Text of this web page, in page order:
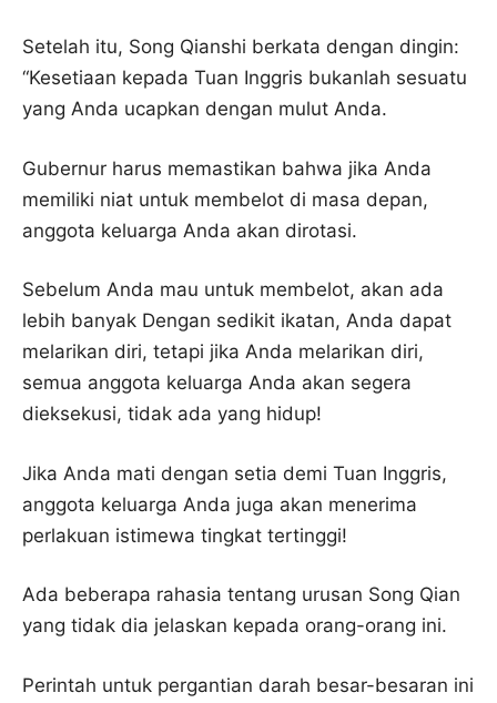
Setelah itu, Song Qianshi berkata dengan dingin:
“Kesetiaan kepada Tuan Inggris bukanlah sesuatu
yang Anda ucapkan dengan mulut Anda.
Gubernur harus memastikan bahwa jika Anda
memiliki niat untuk membelot di masa depan,
anggota keluarga Anda akan dirotasi.
Sebelum Anda mau untuk membelot, akan ada
lebih banyak Dengan sedikit ikatan, Anda dapat
melarikan diri, tetapi jika Anda melarikan diri,
semua anggota keluarga Anda akan segera
dieksekusi, tidak ada yang hidup!
Jika Anda mati dengan setia demi Tuan Inggris,
anggota keluarga Anda juga akan menerima
perlakuan istimewa tingkat tertinggi!
Ada beberapa rahasia tentang urusan Song Qian
yang tidak dia jelaskan kepada orang-orang ini.
Perintah untuk pergantian darah besar-besaran ini